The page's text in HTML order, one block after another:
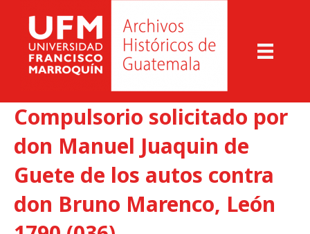
Compulsorio solicitado por
don Manuel Juaquin de
Guete de los autos contra
don Bruno Marenco, León